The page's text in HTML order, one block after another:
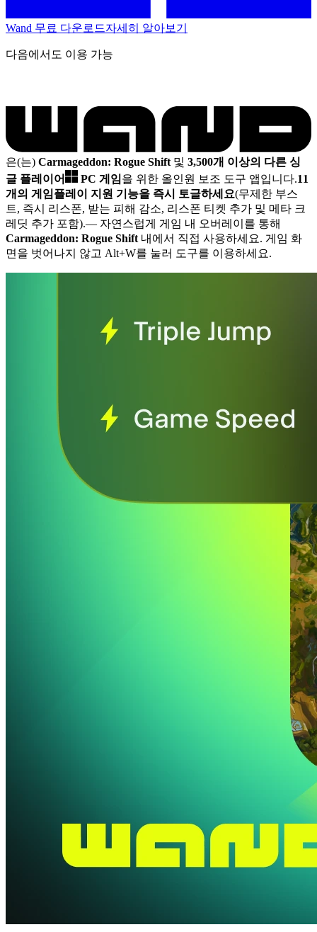
Wand 무료 다운로드자세히 알아보기
다음에서도 이용 가능
은(는) Carmageddon: Rogue Shift 및 3,500개 이상의 다른 싱
글 플레이어
PC 게임을 위한 올인원 보조 도구 앱입니다.11
개의 게임플레이 지원 기능을 즉시 토글하세요(무제한 부스
트, 즉시 리스폰, 받는 피해 감소, 리스폰 티켓 추가 및 메타 크
레딧 추가 포함).— 자연스럽게 게임 내 오버레이를 통해
Carmageddon: Rogue Shift 내에서 직접 사용하세요. 게임 화
면을 벗어나지 않고 Alt+W를 눌러 도구를 이용하세요.